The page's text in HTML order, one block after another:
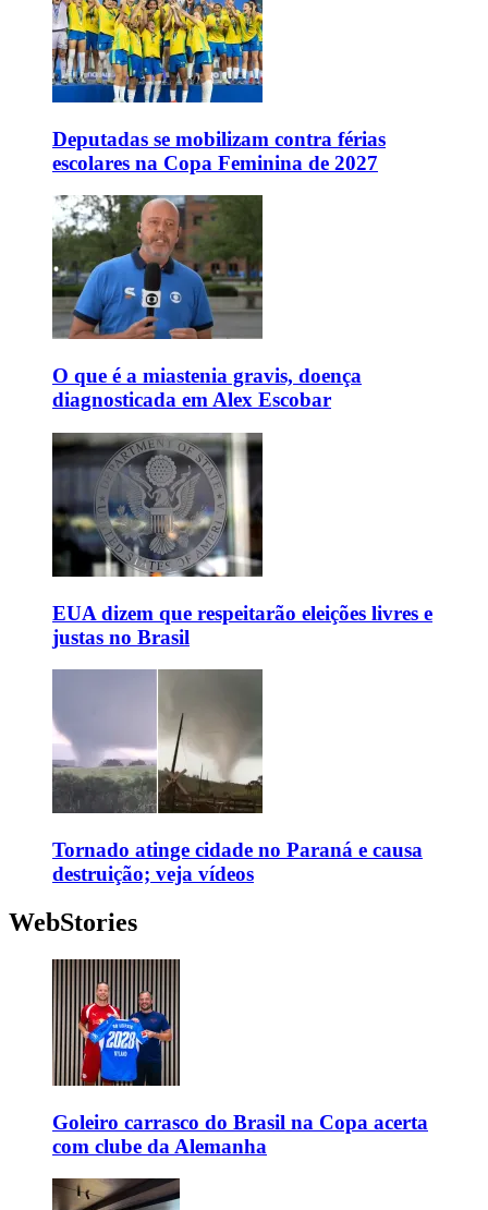
Deputadas se mobilizam contra férias
escolares na Copa Feminina de 2027
O que é a miastenia gravis, doença
diagnosticada em Alex Escobar
EUA dizem que respeitarão eleições livres e
justas no Brasil
Tornado atinge cidade no Paraná e causa
destruição; veja vídeos
WebStories
Goleiro carrasco do Brasil na Copa acerta
com clube da Alemanha